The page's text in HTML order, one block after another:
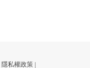
隱私權政策|